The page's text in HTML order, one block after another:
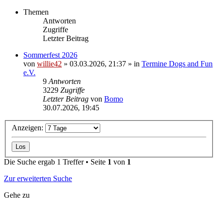
Themen
Antworten
Zugriffe
Letzter Beitrag
Sommerfest 2026
von willie42 » 03.03.2026, 21:37 » in Termine Dogs and Fun
e.V.
9 Antworten
3229 Zugriffe
Letzter Beitrag von Bomo
30.07.2026, 19:45
Anzeigen:
Die Suche ergab 1 Treffer • Seite 1 von 1
Zur erweiterten Suche
Gehe zu